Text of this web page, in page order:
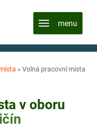
» Volná pracovní místa
v oboru